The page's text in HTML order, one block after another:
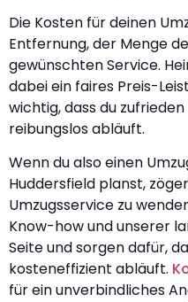
Die Kosten für deinen
Entfernung, der Menge
gewünschten Service.
dabei ein faires Preis-
wichtig, dass du
reibungslos abläuft.
Wenn du also einen
Huddersfield planst,
Umzugsservice zu
Know-how und unserer
Seite und sorgen dafür,
kosteneffizient abläuft.
für ein unverbindliches